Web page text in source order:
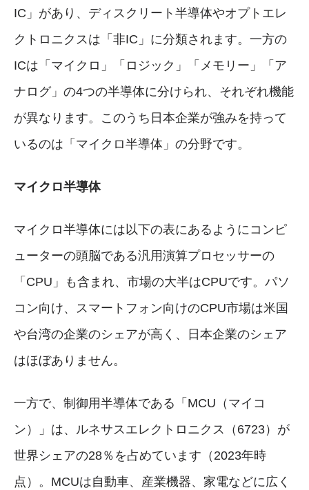
IC」があり、ディスクリート半導体やオプトエレ
クトロニクスは「非IC」に分類されます。一方の
ICは「マイクロ」「ロジック」「メモリー」「ア
ナログ」の4つの半導体に分けられ、それぞれ機能
が異なります。このうち日本企業が強みを持って
いるのは「マイクロ半導体」の分野です。
マイクロ半導体
マイクロ半導体には以下の表にあるようにコンピ
ューターの頭脳である汎用演算プロセッサーの
「CPU」も含まれ、市場の大半はCPUです。パソ
コン向け、スマートフォン向けのCPU市場は米国
や台湾の企業のシェアが高く、日本企業のシェア
はほぼありません。
一方で、制御用半導体である「MCU（マイコ
ン）」は、ルネサスエレクトロニクス（6723）が
世界シェアの28％を占めています（2023年時
点）。MCUは自動車、産業機器、家電などに広く